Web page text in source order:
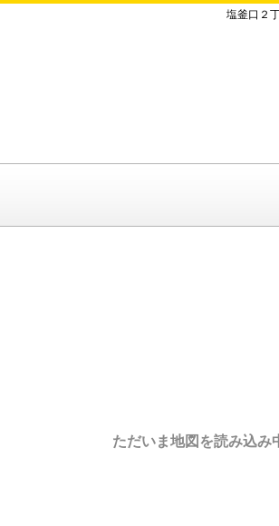
塩釜口２
ただいま地図を読み込み